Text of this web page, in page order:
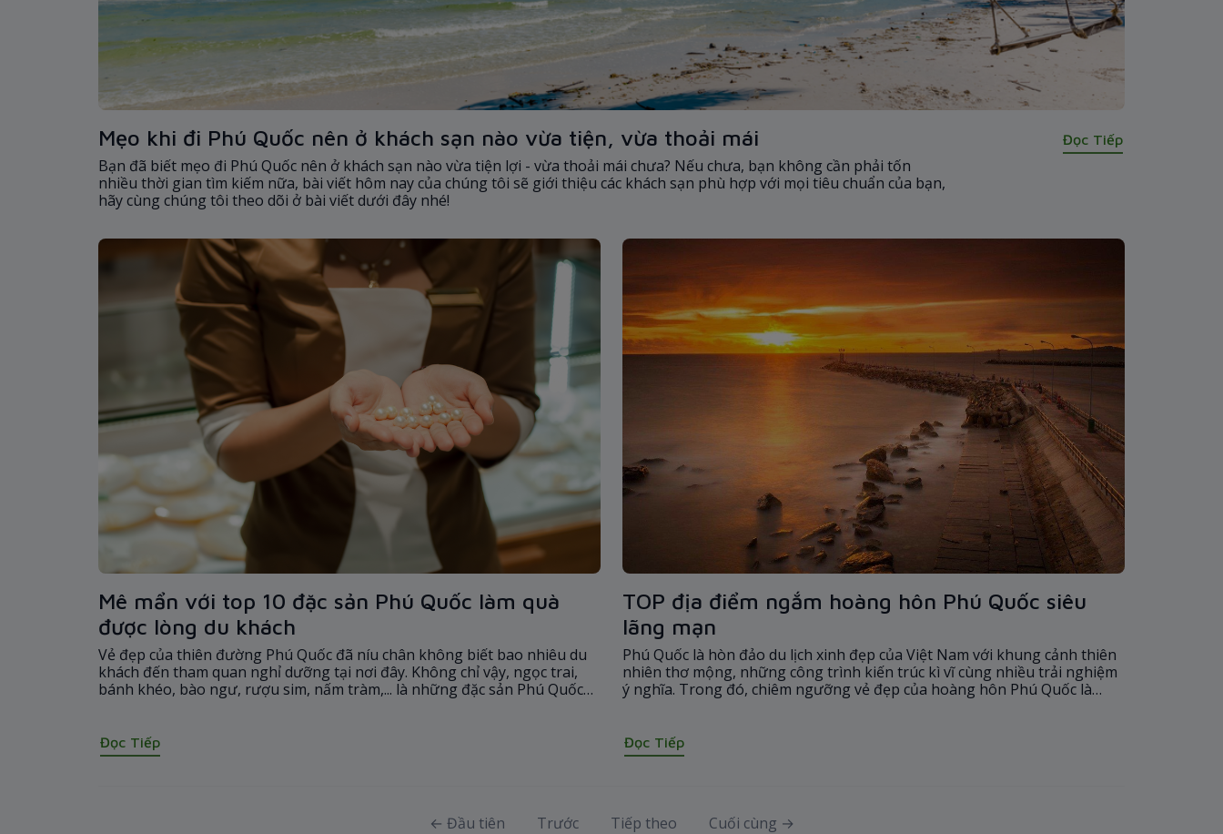
Mẹo khi đi Phú Quốc nên ở khách sạn nào vừa tiện, vừa thoải mái
Bạn đã biết mẹo đi Phú Quốc nên ở khách sạn nào vừa tiện lợi - vừa thoải mái chưa? Nếu chưa, bạn không cần phải tốn
nhiều thời gian tìm kiếm nữa, bài viết hôm nay của chúng tôi sẽ giới thiệu các khách sạn phù hợp với mọi tiêu chuẩn của bạn,
hãy cùng chúng tôi theo dõi ở bài viết dưới đây nhé!
Đọc Tiếp
Mê mẩn với top 10 đặc sản Phú Quốc làm quà
được lòng du khách
Vẻ đẹp của thiên đường Phú Quốc đã níu chân không biết bao nhiêu du
khách đến tham quan nghỉ dưỡng tại nơi đây. Không chỉ vậy, ngọc trai,
bánh khéo, bào ngư, rượu sim, nấm tràm,... là những đặc sản Phú Quốc
Đọc Tiếp
TOP địa điểm ngắm hoàng hôn Phú Quốc siêu
lãng mạn
Phú Quốc là hòn đảo du lịch xinh đẹp của Việt Nam với khung cảnh thiên
nhiên thơ mộng, những công trình kiến trúc kì vĩ cùng nhiều trải nghiệm
ý nghĩa. Trong đó, chiêm ngưỡng vẻ đẹp của hoàng hôn Phú Quốc là
Đọc Tiếp
← Đầu tiên Trước Tiếp theo Cuối cùng →